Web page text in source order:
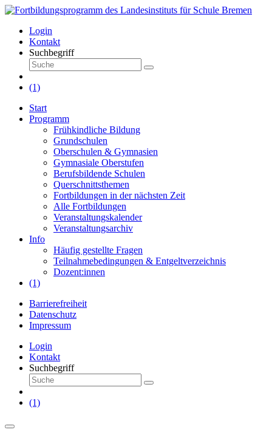
Login
Kontakt
Suchbegriff
(1)
Start
Programm
Frühkindliche Bildung
Grundschulen
Oberschulen & Gymnasien
Gymnasiale Oberstufen
Berufsbildende Schulen
Querschnittsthemen
Fortbildungen in der nächsten Zeit
Alle Fortbildungen
Veranstaltungskalender
Veranstaltungsarchiv
Info
Häufig gestellte Fragen
Teilnahmebedingungen & Entgeltverzeichnis
Dozent:innen
(1)
Barrierefreiheit
Datenschutz
Impressum
Login
Kontakt
Suchbegriff
(1)